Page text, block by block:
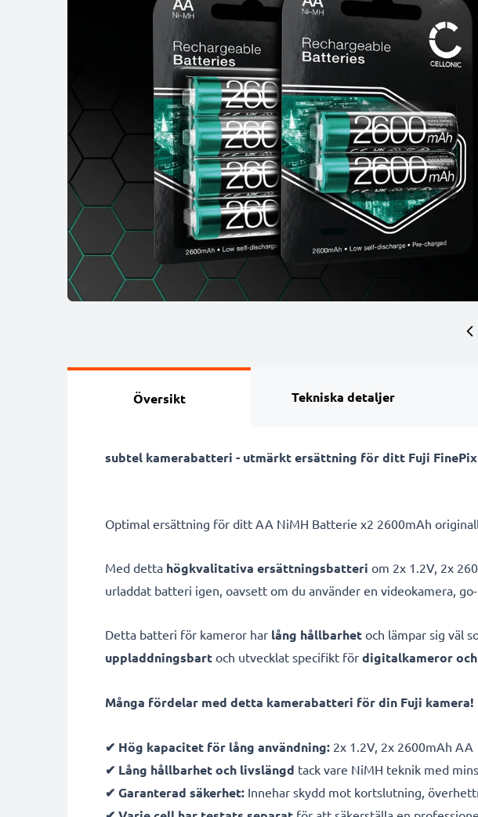
Översikt Tekniska detaljer
subtel kamerabatteri - utmärkt ersättning för ditt Fuji FinePix
Optimal ersättning för ditt AA NiMH Batterie x2 2600mAh
Med detta högkvalitativa ersättningsbatteri om 2x 1.2V, 2x
urladdat batteri igen, oavsett om du använder en videokamera,
Detta batteri för kameror har lång hållbarhet och lämpar sig väl
uppladdningsbart och utvecklat specifikt för digitalkameror
Många fördelar med detta kamerabatteri för din Fuji kamera!
✔ Hög kapacitet för lång användning: 2x 1.2V, 2x 2600mAh AA
✔ Lång hållbarhet och livslängd tack vare NiMH teknik med
✔ Garanterad säkerhet: Innehar skydd mot kortslutning,